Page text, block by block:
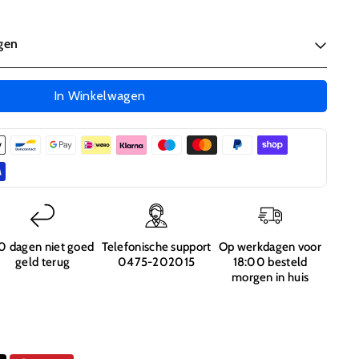
een uniek voordeel dat de Traxxas zenders
In Winkelwagen
dagen niet goed
geld terug
Telefonische support
0475-202015
Op werkdagen voor
18:00 besteld
morgen in huis